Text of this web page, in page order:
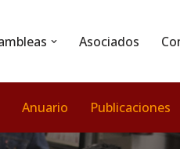
Asociados
Anuario Publicaciones